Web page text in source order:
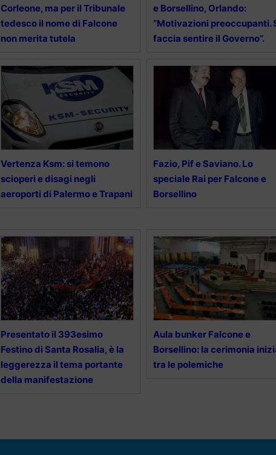
Corleone, ma per il Tribunale
tedesco il nome di Falcone
non merita tutela
e Borsellino, Orlando:
“Motivazioni preoccupanti.
faccia sentire il Governo”.
Vertenza Ksm: si temono
scioperi e disagi negli
aeroporti di Palermo e Trapani
Fazio, Pif e Saviano. Lo
speciale Rai per Falcone e
Borsellino
Presentato il 393esimo
Festino di Santa Rosalia, è la
leggerezza il tema portante
della manifestazione
Aula bunker Falcone e
Borsellino: la cerimonia
tra le polemiche